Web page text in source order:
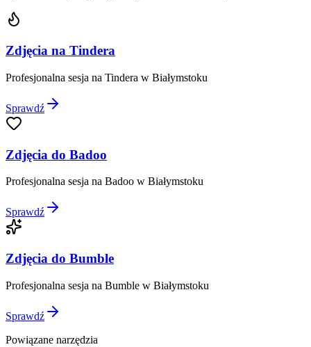
Zdjęcia na Tindera
Profesjonalna sesja na Tindera w Białymstoku
Sprawdź
Zdjęcia do Badoo
Profesjonalna sesja na Badoo w Białymstoku
Sprawdź
Zdjęcia do Bumble
Profesjonalna sesja na Bumble w Białymstoku
Sprawdź
Powiązane narzędzia